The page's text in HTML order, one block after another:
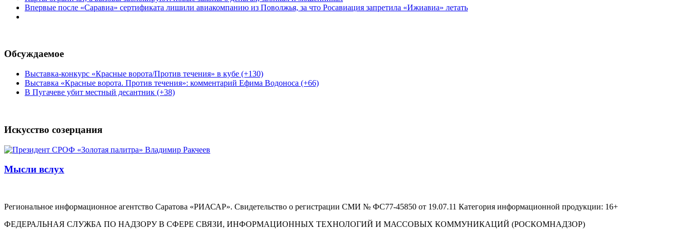
Впервые после «Саравиа» сертификата лишили авиакомпанию из Поволжья, за что Росавиация запретила «Ижиавиа» летать
Обсуждаемое
Выставка-конкурс «Красные ворота/Против течения» в кубе (+130)
Выставка «Красные ворота. Против течения»: комментарий Ефима Водоноса (+66)
В Пугачеве убит местный десантник (+38)
Искусство созерцания
Мысли вслух
Региональное информационное агентство Саратова «РИАСАР». Свидетельство о регистрации СМИ № ФС77-45850 от 19.07.11 Категория информационной продукции: 16+
ФЕДЕРАЛЬНАЯ СЛУЖБА ПО НАДЗОРУ В СФЕРЕ СВЯЗИ, ИНФОРМАЦИОННЫХ ТЕХНОЛОГИЙ И МАССОВЫХ КОММУНИКАЦИЙ (РОСКОМНАДЗОР)